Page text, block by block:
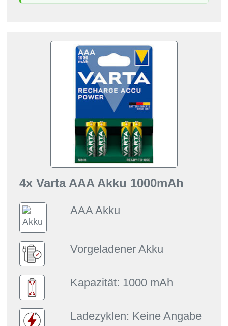
4x Varta AAA Akku 1000mAh
AAA Akku
Vorgeladener Akku
Kapazität: 1000 mAh
Ladezyklen: Keine Angabe